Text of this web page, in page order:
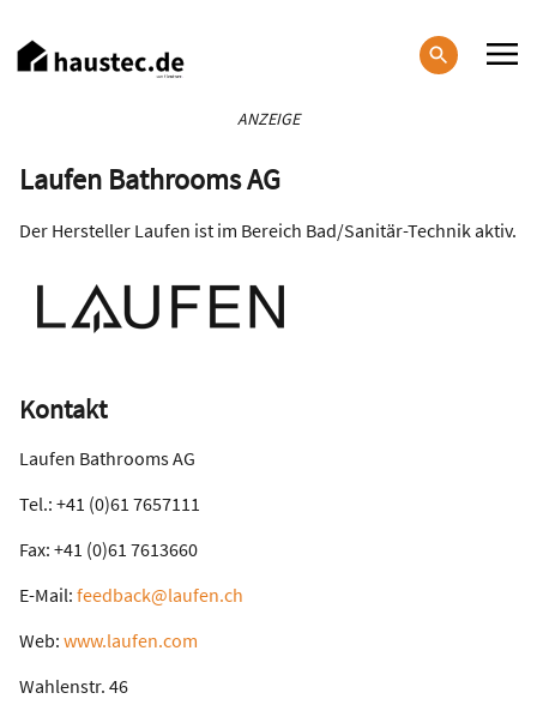
zum
Inhalt
ANZEIGE
Laufen Bathrooms AG
Der Hersteller Laufen ist im Bereich Bad/Sanitär-Technik aktiv.
Kontakt
Laufen Bathrooms AG
Tel.: +41 (0)61 7657111
Fax: +41 (0)61 7613660
E-Mail: feedback@laufen.ch
Web: www.laufen.com
Wahlenstr. 46